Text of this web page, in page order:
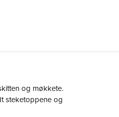
og møkkete.
steketoppene og